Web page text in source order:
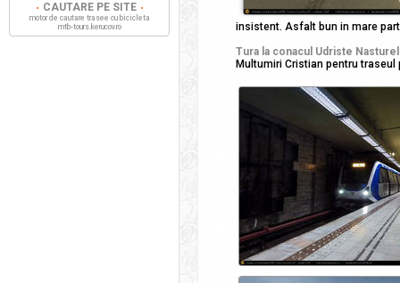
insistent. Asfalt bun in mare
Tura la conacul Udriste
Multumiri Cristian pentru
CAUTARE PE SITE
motor de cautare trasee cu bicicleta
mtb-tours.kerucov.ro